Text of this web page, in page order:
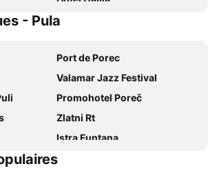
Hotel Scaletta
Center
Cinema House Single & Double Rooms & Studio Apartments
Only
Boutique Hotel Valsabbion
Ivana Rooms
Apartments Antons
Apartment Goga
Green Oasis
- Pula
Port de Porec
Valamar Jazz Festival
Promohotel Poreč
Zlatni Rt
Istra Funtana
FKK Ulika